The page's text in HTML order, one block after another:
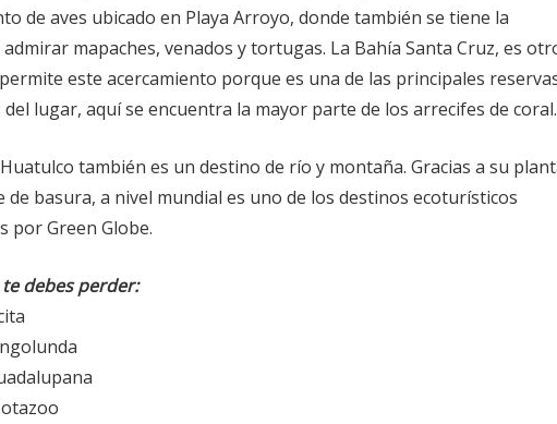
de aves ubicado en Playa Arroyo, donde también se tiene la
mapaches, venados y tortugas. La Bahía Santa Cruz, es
este acercamiento porque es una de las principales
del lugar, aquí se encuentra la mayor parte de los arrecifes de coral.
también es un destino de río y montaña. Gracias a su
de basura, a nivel mundial es uno de los destinos ecoturísticos
por Green Globe.
debes perder: